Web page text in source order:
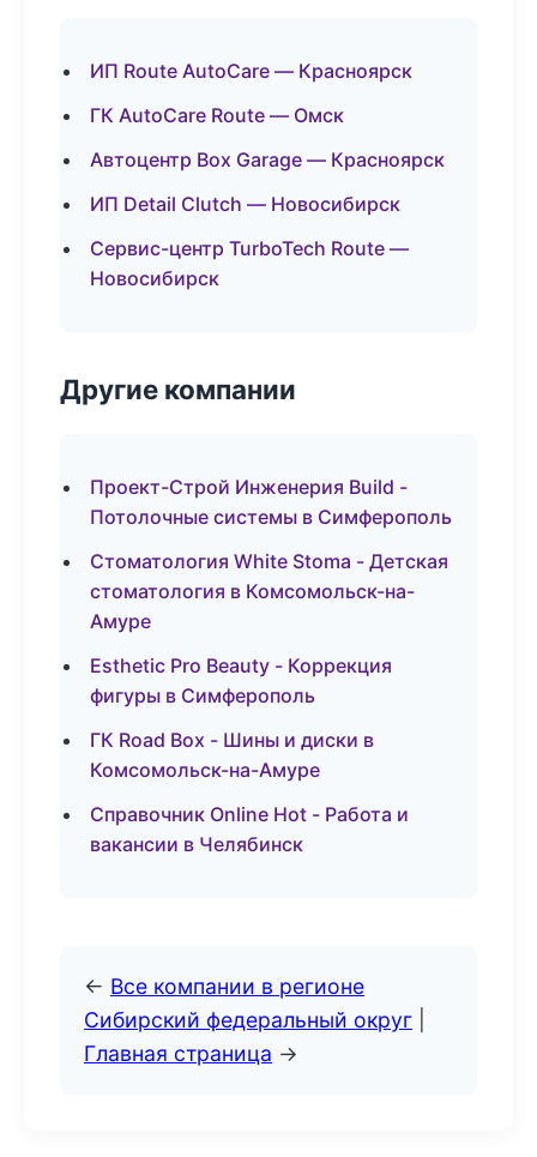
ИП Route AutoCare — Красноярск
ГК AutoCare Route — Омск
Автоцентр Box Garage — Красноярск
ИП Detail Clutch — Новосибирск
Сервис-центр TurboTech Route —
Новосибирск
Другие компании
Проект-Строй Инженерия Build -
Потолочные системы в Симферополь
Стоматология White Stoma - Детская
стоматология в Комсомольск-на-
Амуре
Esthetic Pro Beauty - Коррекция
фигуры в Симферополь
ГК Road Box - Шины и диски в
Комсомольск-на-Амуре
Справочник Online Hot - Работа и
вакансии в Челябинск
← Все компании в регионе
Сибирский федеральный округ
Главная страница →